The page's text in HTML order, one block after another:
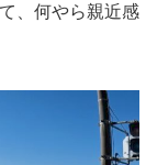
、何やら親近感